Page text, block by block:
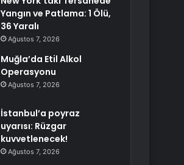
Yangın ve Patlama: 1 Ölü,
36 Yaralı
Ağustos 7, 2026
Muğla’da Etil Alkol
Operasyonu
Ağustos 7, 2026
İstanbul’a poyraz
uyarısı: Rüzgar
kuvvetlenecek!
Ağustos 7, 2026